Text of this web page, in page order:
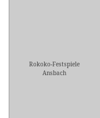
Rokoko-Festspiele
Ansbach